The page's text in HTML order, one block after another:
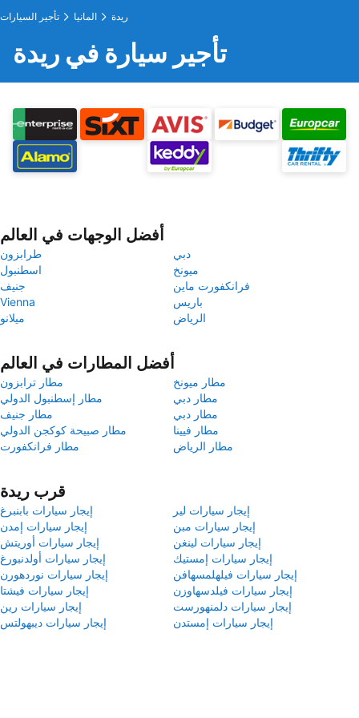
تأجير السيارات المانيا ريدة
تأجير سيارة في ريدة
أفضل الوجهات في العالم
طرابزون
دبي
اسطنبول
ميونخ
جنيف
فرانكفورت ماين
Vienna
باريس
ميلانو
الرياض
أفضل المطارات في العالم
مطار ترابزون
مطار ميونخ
مطار إسطنبول الدولي
مطار دبي
مطار جنيف
مطار دبي
مطار صبيحة كوكجن الدولي
مطار فيينا
مطار فرانكفورت
مطار الرياض
قرب ريدة
إيجار سيارات بابنبرغ
إيجار سيارات لير
إيجار سيارات إمدن
إيجار سيارات مبن
إيجار سيارات أوريتش
إيجار سيارات لينغن
إيجار سيارات أولدنبورغ
إيجار سيارات إمستيك
إيجار سيارات نوردهورن
إيجار سيارات فيلهلمسهافن
إيجار سيارات فيشتا
إيجار سيارات فيلدسهاوزن
إيجار سيارات رين
إيجار سيارات دلمنهورست
إيجار سيارات ديبهولتس
إيجار سيارات إمستدن